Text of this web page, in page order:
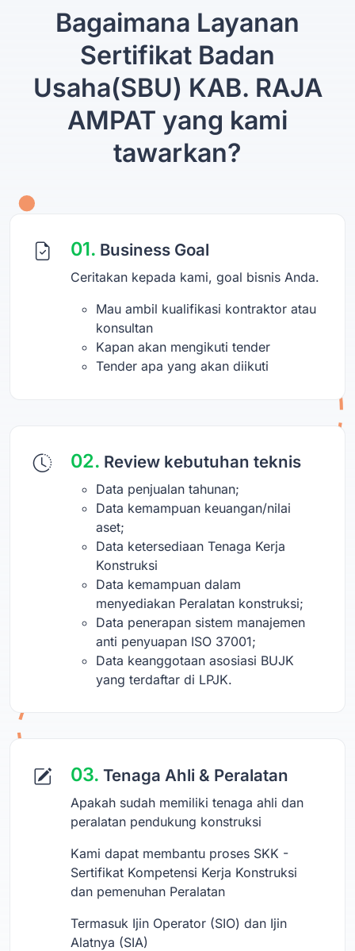
Bagaimana Layanan
Sertifikat Badan
Usaha(SBU) KAB. RAJA
AMPAT yang kami
tawarkan?
01. Business Goal
Ceritakan kepada kami, goal bisnis Anda.
Mau ambil kualifikasi kontraktor atau
konsultan
Kapan akan mengikuti tender
Tender apa yang akan diikuti
02. Review kebutuhan teknis
Data penjualan tahunan;
Data kemampuan keuangan/nilai
aset;
Data ketersediaan Tenaga Kerja
Konstruksi
Data kemampuan dalam
menyediakan Peralatan konstruksi;
Data penerapan sistem manajemen
anti penyuapan ISO 37001;
Data keanggotaan asosiasi BUJK
yang terdaftar di LPJK.
03. Tenaga Ahli & Peralatan
Apakah sudah memiliki tenaga ahli dan
peralatan pendukung konstruksi
Kami dapat membantu proses SKK -
Sertifikat Kompetensi Kerja Konstruksi
dan pemenuhan Peralatan
Termasuk Ijin Operator (SIO) dan Ijin
Alatnya (SIA)